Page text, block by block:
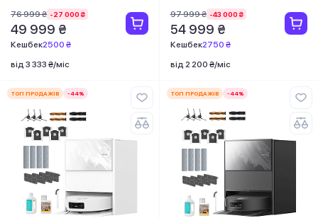
76 999 ₴ -27 000 ₴
49 999 ₴
Кешбек2500 ₴
від 3 333 ₴/міс
97 999 ₴ -43 000 ₴
54 999 ₴
Кешбек2750 ₴
від 2 200 ₴/міс
ТОП ПРОДАЖІВ -44% ТОП ПРОДАЖІВ -44%